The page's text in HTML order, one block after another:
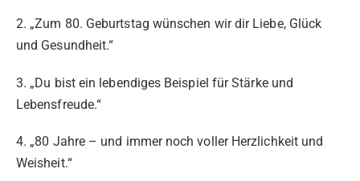
2. „Zum 80. Geburtstag wünschen wir dir Liebe, Glück
und Gesundheit.“
3. „Du bist ein lebendiges Beispiel für Stärke und
Lebensfreude.“
4. „80 Jahre – und immer noch voller Herzlichkeit und
Weisheit.“